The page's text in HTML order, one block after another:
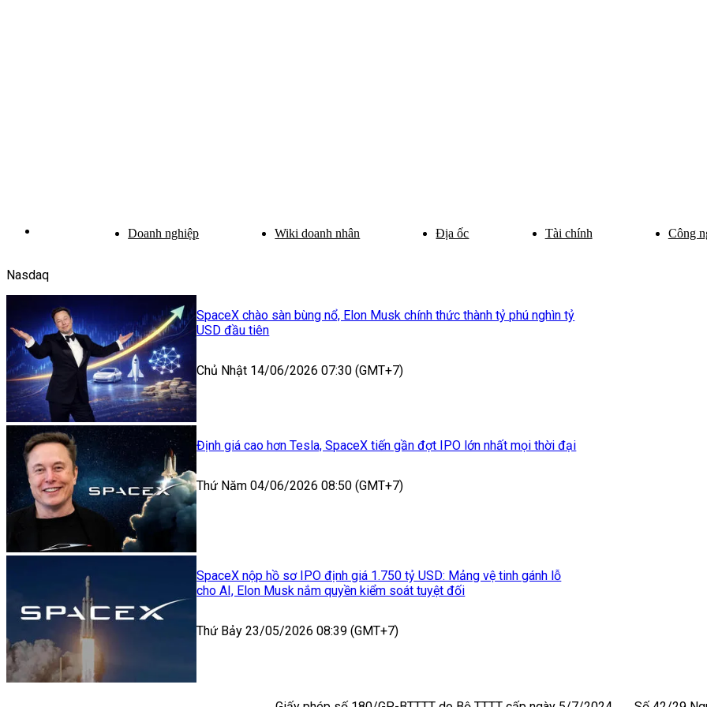
Doanh nghiệp Wiki doanh nhân Địa ốc Tài chính Công
Nasdaq
SpaceX chào sàn bùng nổ, Elon Musk chính thức thành tỷ phú nghìn tỷ
USD đầu tiên
Chủ Nhật 14/06/2026 07:30 (GMT+7)
Định giá cao hơn Tesla, SpaceX tiến gần đợt IPO lớn nhất mọi thời đại
Thứ Năm 04/06/2026 08:50 (GMT+7)
SpaceX nộp hồ sơ IPO định giá 1.750 tỷ USD: Mảng vệ tinh gánh lỗ
cho AI, Elon Musk nắm quyền kiểm soát tuyệt đối
Thứ Bảy 23/05/2026 08:39 (GMT+7)